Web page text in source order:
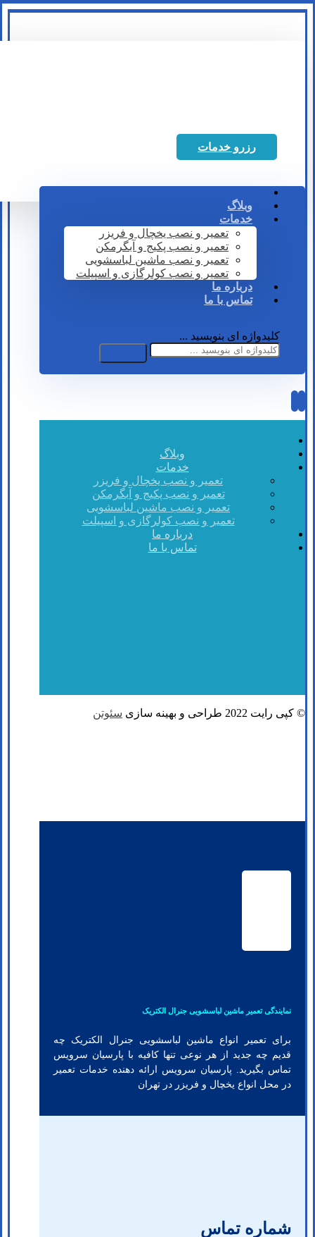
رزرو خدمات
وبلاگ
خدمات
تعمیر و نصب یخچال و فریزر
تعمیر و نصب پکیج و آبگرمکن
تعمیر و نصب ماشین لباسشویی
تعمیر و نصب کولرگازی و اسپیلت
درباره ما
تماس با ما
کلیدواژه ای بنویسید ...
وبلاگ
خدمات
تعمیر و نصب یخچال و فریزر
تعمیر و نصب پکیج و آبگرمکن
تعمیر و نصب ماشین لباسشویی
تعمیر و نصب کولرگازی و اسپیلت
درباره ما
تماس با ما
© کپی رایت 2022 طراحی و بهینه سازی سئوتن
نمایندگی تعمیر ماشین لباسشویی جنرال الکتریک
برای تعمیر انواع ماشین لباسشویی جنرال الکتریک چه
قدیم چه جدید از هر نوعی تنها کافیه با پارسیان سرویس
تماس بگیرید. پارسیان سرویس ارائه دهنده خدمات تعمیر
در محل انواع یخچال و فریزر در تهران
شماره تماس